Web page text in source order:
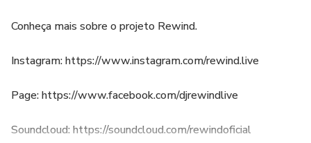
Conheça mais sobre o projeto Rewind.
Instagram: https://www.instagram.com/rewind.live
Page: https://www.facebook.com/djrewindlive
Soundcloud: https://soundcloud.com/rewindoficial